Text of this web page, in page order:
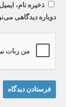
ذخیره نام،
دوباره دیدگاهی